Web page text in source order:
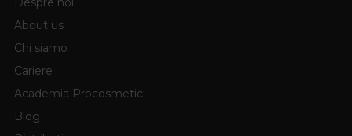
About us
Chi siamo
Cariere
Academia Procosmetic
Blog